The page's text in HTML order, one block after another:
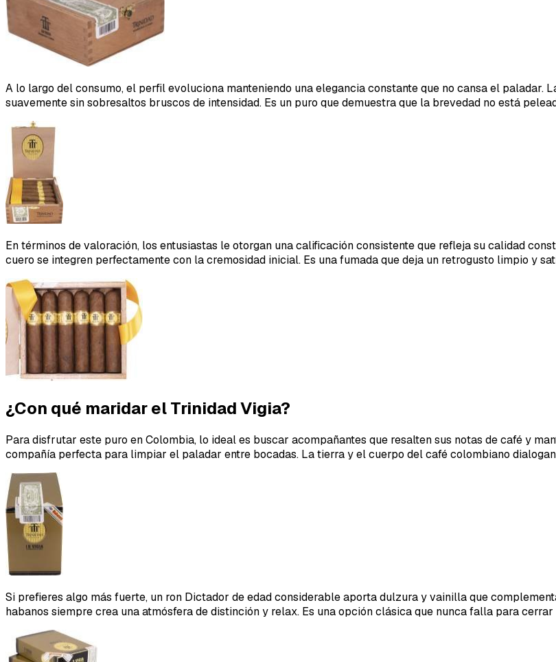
A lo largo del consumo, el perfil evoluciona manteniendo una elegancia constante que no cansa el paladar.
suavemente sin sobresaltos bruscos de intensidad. Es un puro que demuestra que la brevedad no está
En términos de valoración, los entusiastas le otorgan una calificación consistente que refleja su calidad
cuero se integren perfectamente con la cremosidad inicial. Es una fumada que deja un retrogusto limpio y
¿Con qué maridar el Trinidad Vigia?
Para disfrutar este puro en Colombia, lo ideal es buscar acompañantes que resalten sus notas de café y
compañía perfecta para limpiar el paladar entre bocadas. La tierra y el cuerpo del café colombiano
Si prefieres algo más fuerte, un ron Dictador de edad considerable aporta dulzura y vainilla que
habanos siempre crea una atmósfera de distinción y relax. Es una opción clásica que nunca falla para